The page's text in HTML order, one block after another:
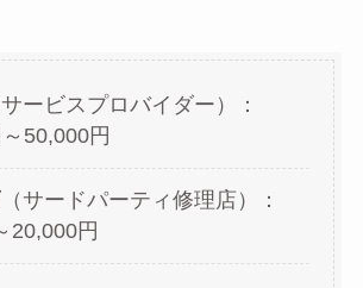
ービスプロバイダー）：
50,000円
（サードパーティ修理店）：
20,000円